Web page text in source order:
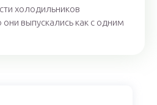
холодильников
выпускались как с одним